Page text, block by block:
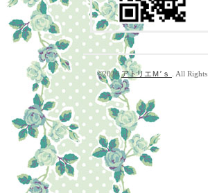
©2026アトリエＭ’ｓ . All